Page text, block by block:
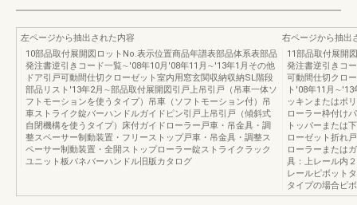
左ページから抽出された内容
10部品取付展開図ロットNo.表示位置商品年譜表部品体系表部品
発注書逆引きコード一覧∼'08年10月'08年11月∼'13年1月その他
ドア引戸可動間仕切クローゼット室内用窓玄関収納収納SL階段
部品リスト'13年2月∼部品取付展開図引戸上吊引戸（吊車一体ソ
フトモーションを使うタイプ）吊車（ソフトモーション付）吊
車ストライク錠バーハンドルガイドピン引戸上吊引戸（傾斜式
自閉機構を使うタイプ）床付ガイドローラー戸車・吊金具・調
整スペーサー制動装置・フリーストップ戸車・吊金具・調整ス
ペーサー制動装置・全開ストップローラー錠ストライクラック
ユニット板バネバーハンドル旧版カタログ
右ページから抽出
11部品取付展開
発注書逆引きコ
可動間仕切クロ
ト'08年11月∼'13
ッキンまたはポ
ローラー枠付け
トッパーまたは
ローゼット折れ
ローラーまたは
具：上レール内
レールピボット
タイプの場合ピ